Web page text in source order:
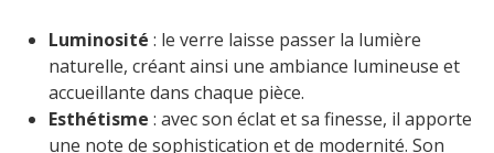
Luminosité : le verre laisse passer la lumière
naturelle, créant ainsi une ambiance lumineuse et
accueillante dans chaque pièce.
Esthétisme : avec son éclat et sa finesse, il apporte
une note de sophistication et de modernité. Son